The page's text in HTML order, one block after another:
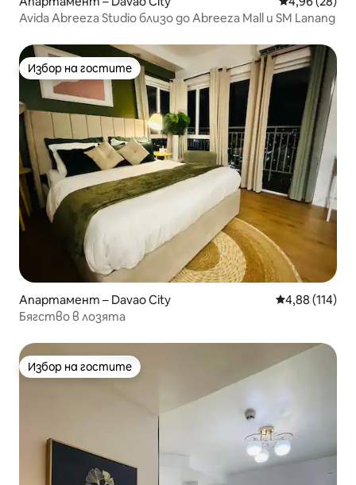
Avida Abreeza Studio близо до Abreeza Mall и SM Lanang
Избор на гостите
Избор на гостите
Апартамент – Davao City Средна
4,88 (114)
Бягство в лозята
Избор на гостите
Избор на гостите